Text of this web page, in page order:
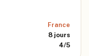
France
8 jours
4/5